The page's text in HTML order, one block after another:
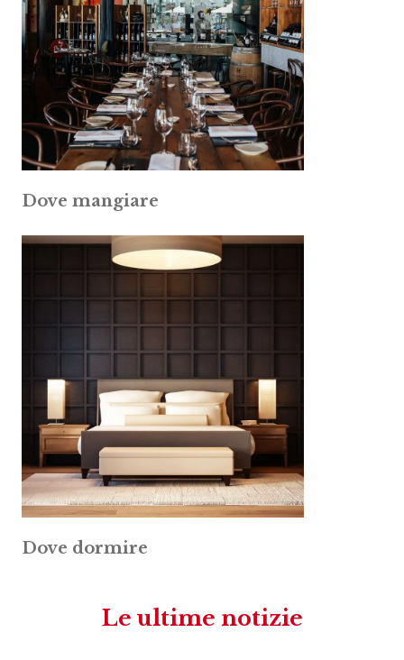
Dove mangiare
Dove dormire
Le ultime notizie